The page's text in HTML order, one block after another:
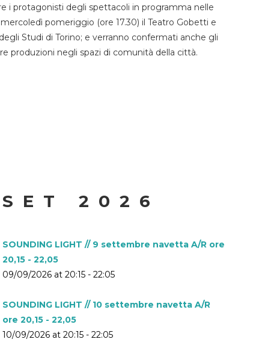
i protagonisti degli spettacoli in programma nelle
pomeriggio (ore 17.30) il Teatro Gobetti e
Studi di Torino; e verranno confermati anche gli
produzioni negli spazi di comunità della città.
SET 2026
SOUNDING LIGHT // 9 settembre navetta A/R ore
20,15 - 22,05
09/09/2026 at 20:15 - 22:05
SOUNDING LIGHT // 10 settembre navetta A/R
ore 20,15 - 22,05
10/09/2026 at 20:15 - 22:05